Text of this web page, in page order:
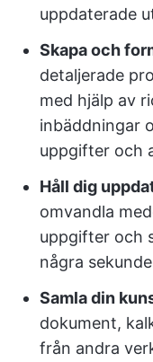
uppdaterade
Skapa och
detaljerade
med hjälp av
inbäddningar
uppgifter och
Håll dig
omvandla
uppgifter och
några
Samla din
dokument,
från andra